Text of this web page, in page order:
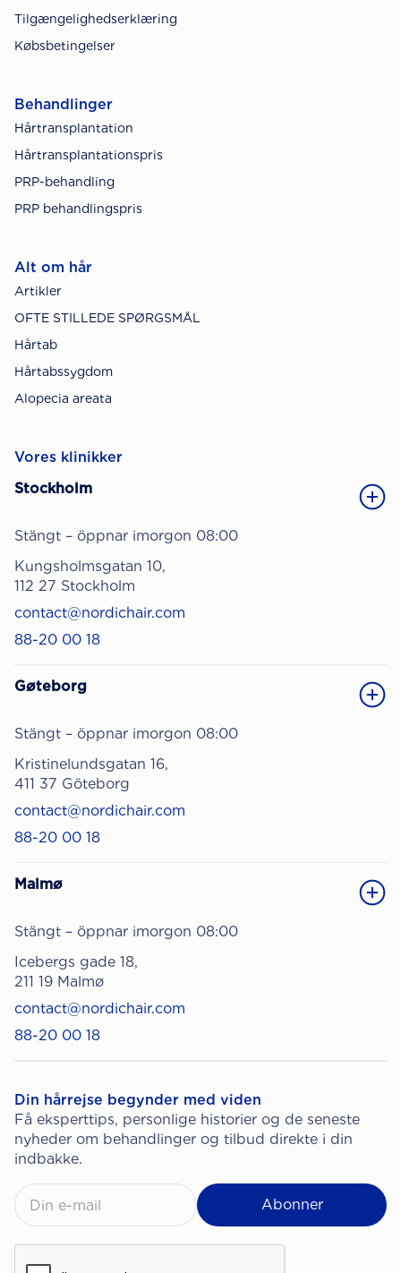
Tilgængelighedserklæring
Købsbetingelser
Behandlinger
Hårtransplantation
Hårtransplantationspris
PRP-behandling
PRP behandlingspris
Alt om hår
Artikler
OFTE STILLEDE SPØRGSMÅL
Hårtab
Hårtabssygdom
Alopecia areata
Vores klinikker
Stockholm
Stängt – öppnar imorgon 08:00
Kungsholmsgatan 10,
112 27 Stockholm
contact@nordichair.com
88-20 00 18
Gøteborg
Stängt – öppnar imorgon 08:00
Kristinelundsgatan 16,
411 37 Göteborg
contact@nordichair.com
88-20 00 18
Malmø
Stängt – öppnar imorgon 08:00
Icebergs gade 18,
211 19 Malmø
contact@nordichair.com
88-20 00 18
Din hårrejse begynder med viden
Få eksperttips, personlige historier og de seneste
nyheder om behandlinger og tilbud direkte i din
indbakke.